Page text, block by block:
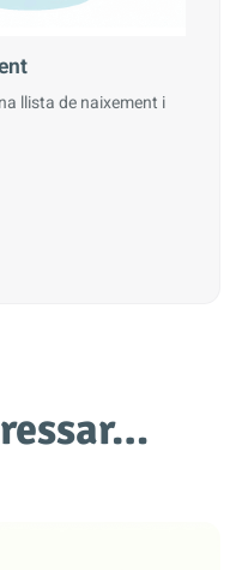
llista de naixement i